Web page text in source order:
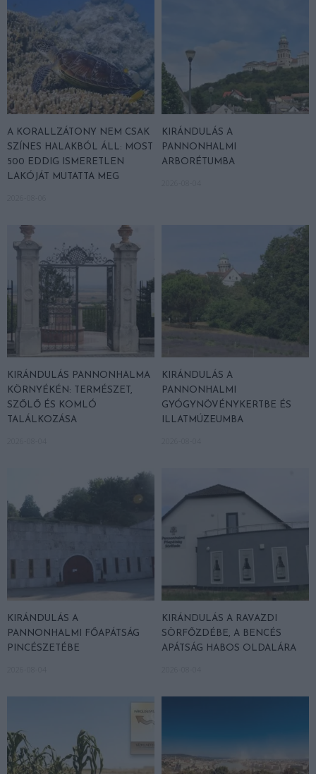
A KORALLZÁTONY NEM CSAK
SZÍNES HALAKBÓL ÁLL: MOST
500 EDDIG ISMERETLEN
LAKÓJÁT MUTATTA MEG
KIRÁNDULÁS A
PANNONHALMI
ARBORÉTUMBA
KIRÁNDULÁS PANNONHALMA
KÖRNYÉKÉN: TERMÉSZET,
SZŐLŐ ÉS KOMLÓ
TALÁLKOZÁSA
KIRÁNDULÁS A
PANNONHALMI
GYÓGYNÖVÉNYKERTBE ÉS
ILLATMÚZEUMBA
KIRÁNDULÁS A
PANNONHALMI FŐAPÁTSÁG
PINCÉSZETÉBE
KIRÁNDULÁS A RAVAZDI
SÖRFŐZDÉBE, A BENCÉS
APÁTSÁG HABOS OLDALÁRA